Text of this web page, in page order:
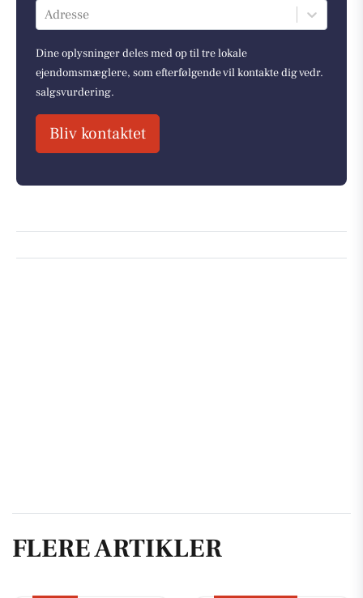
Adresse
Dine oplysninger deles med op til tre lokale
ejendomsmæglere, som efterfølgende vil kontakte dig vedr.
salgsvurdering.
Bliv kontaktet
FLERE ARTIKLER